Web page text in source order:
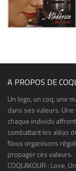
A PROPOS DE
Un logo, un coq, une
dans ses valeurs.
chaque individu
combattant les aléas
Nous organisons
propager ces valeurs.
COQLAKOUR : Love,